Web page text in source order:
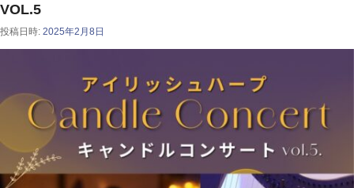
VOL.5
投稿日時: 2025年2月8日